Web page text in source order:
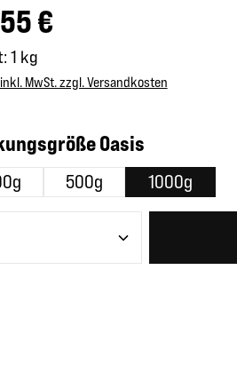
Preis:
€
1 kg
MwSt. zzgl. Versandkosten
Oasisauswählen
500g 1000g
Anzahl: Gib den